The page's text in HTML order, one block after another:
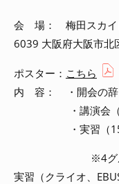
会 場： 梅田スカイ
6039 大阪府大阪市北
ポスター： こちら
内 容：
・開会の辞
・講演会（
・実習（
※4
実習（クライオ、